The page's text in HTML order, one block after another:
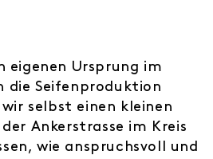
eigenen Ursprung im
die Seifenproduktion
selbst einen kleinen
Ankerstrasse im Kreis
wie anspruchsvoll und